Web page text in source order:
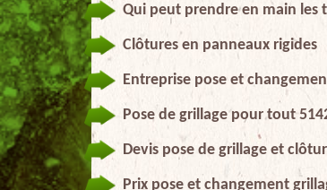
Qui peut prendre en main les
Clôtures en panneaux rigides
Entreprise pose et
Pose de grillage pour tout
Devis pose de grillage et
Prix pose et changement